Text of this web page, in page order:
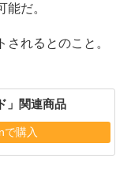
だ。
れるとのこと。
」関連商品
で購入